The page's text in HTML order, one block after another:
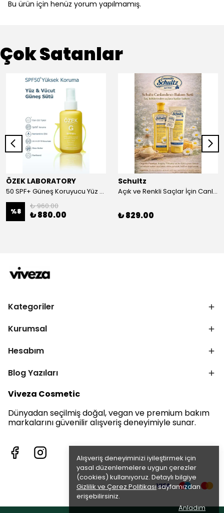
Alışveriş deneyiminizi iyileştirmek için
yasal düzenlemelere uygun çerezler
(cookies) kullanıyoruz. Detaylı bilgiye
Gizlilik ve Çerez Politikasısayfamızdan
erişebilirsiniz.
Anladım
Bu ürün için henüz yorum yapılmamış.
Çok Satanlar
ÖZEK LABORATORY
50 SPF+ Güneş Koruyucu Yüz ve Vücut Sütü 100 ml
%8
₺ 960.00
₺ 880.00
Schultz
Açık ve Renkli Saçlar İçin Canlandırıcı 2li Bakım Seti Şampuan + Saç Kremi
₺ 829.00
Kategoriler
Kurumsal
Hesabım
Blog Yazıları
Viveza Cosmetic
Dünyadan seçilmiş doğal, vegan ve premium bakım
markalarını güvenilir alışveriş deneyimiyle sunar.